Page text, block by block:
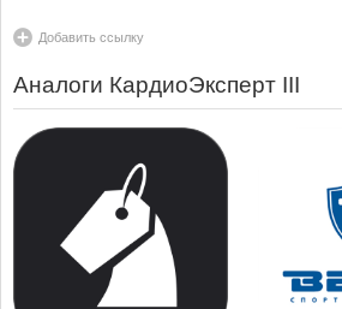
Добавить ссылку
Аналоги КардиоЭксперт III